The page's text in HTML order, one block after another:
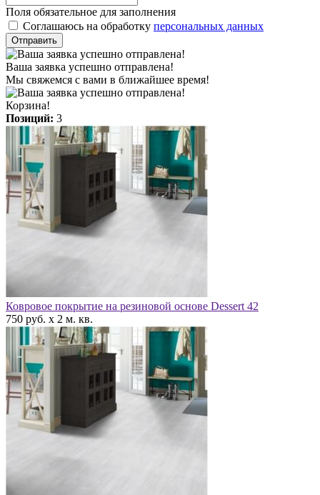
Поля обязательное для заполнения
Соглашаюсь на обработку персональных данных
Отправить
Ваша заявка успешно отправлена!
Мы свяжемся с вами в ближайшее время!
Корзина!
Позиций: 3
Ковровое покрытие на резиновой основе Dessert 42
750 руб. x 2 м. кв.